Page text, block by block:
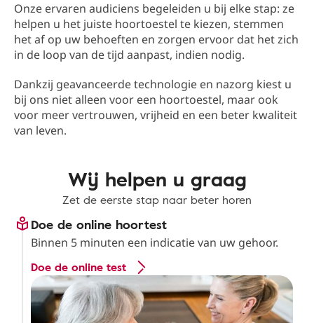
Onze ervaren audiciens begeleiden u bij elke stap: ze
helpen u het juiste hoortoestel te kiezen, stemmen
het af op uw behoeften en zorgen ervoor dat het zich
in de loop van de tijd aanpast, indien nodig.
Dankzij geavanceerde technologie en nazorg kiest u
bij ons niet alleen voor een hoortoestel, maar ook
voor meer vertrouwen, vrijheid en een beter kwaliteit
van leven.
Wij helpen u graag
Zet de eerste stap naar beter horen
Doe de online hoortest
Binnen 5 minuten een indicatie van uw gehoor.
Doe de online test